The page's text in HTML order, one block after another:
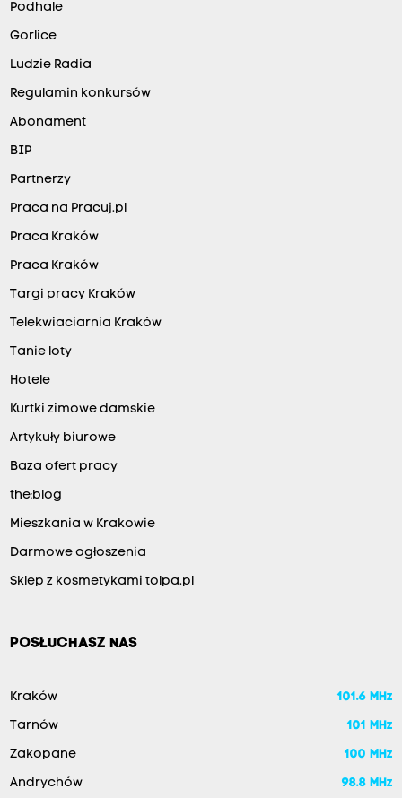
Podhale
Gorlice
Ludzie Radia
Regulamin konkursów
Abonament
BIP
Partnerzy
Praca na Pracuj.pl
Praca Kraków
Praca Kraków
Targi pracy Kraków
Telekwiaciarnia Kraków
Tanie loty
Hotele
Kurtki zimowe damskie
Artykuły biurowe
Baza ofert pracy
the:blog
Mieszkania w Krakowie
Darmowe ogłoszenia
Sklep z kosmetykami tolpa.pl
POSŁUCHASZ NAS
Kraków 101.6 MHz
Tarnów 101 MHz
Zakopane 100 MHz
Andrychów 98.8 MHz